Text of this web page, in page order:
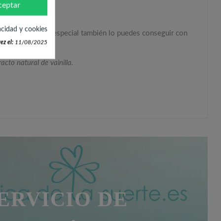
más especial también lo puedes conseguir con
natural de vainilla.
DE
y cookies
el: 11/08/2025